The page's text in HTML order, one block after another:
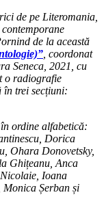
de pe Literomania,
de la această
, coordonat
Seneca, 2021, cu
o radiografie
în trei secțiuni:
ordine alfabetică:
Dorica
Ohara Donovetsky,
Ghițeanu, Anca
Ioana
Șerban și